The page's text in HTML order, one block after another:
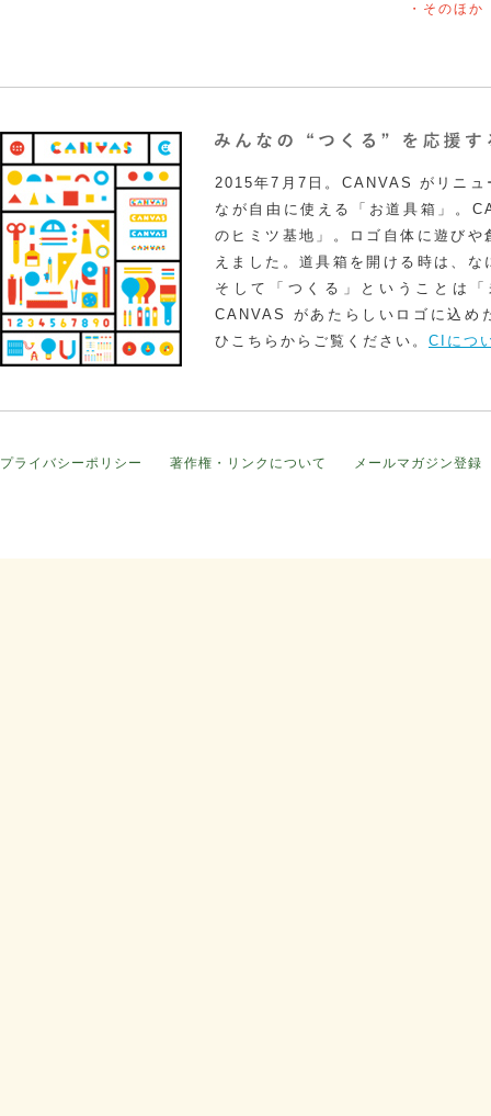
・そのほか
2015年7月7日。CANVAS がリニュ
なが自由に使える「お道具箱」。
のヒミツ基地」。ロゴ自体に遊び
えました。道具箱を開ける時は、
そして「つくる」ということは
CANVAS があたらしいロゴに込め
ひこちらからご覧ください。 CIにつ
プライバシーポリシー 著作権・リンクについて メールマガジン登録